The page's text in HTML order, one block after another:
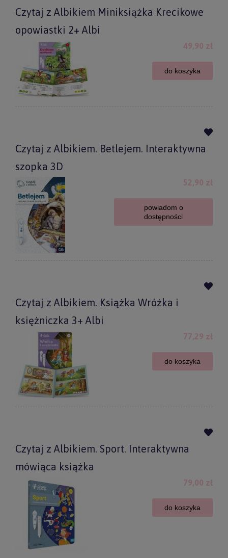
Czytaj z Albikiem Miniksiążka Krecikowe
opowiastki 2+ Albi
49,90 zł
do koszyka
Czytaj z Albikiem. Betlejem. Interaktywna
szopka 3D
52,90 zł
powiadom o
dostępności
Czytaj z Albikiem. Książka Wróżka i
księżniczka 3+ Albi
77,29 zł
do koszyka
Czytaj z Albikiem. Sport. Interaktywna
mówiąca książka
79,00 zł
do koszyka